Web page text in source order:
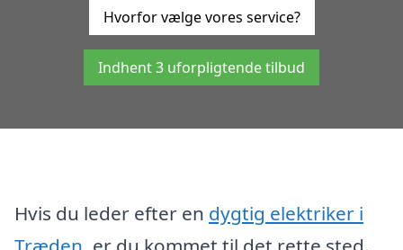
Hvorfor vælge vores service?
Indhent 3 uforpligtende tilbud
Hvis du leder efter en dygtig elektriker i